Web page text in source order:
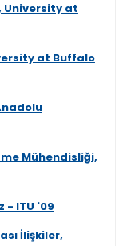
University at
at Buffalo
Mühendisliği,
- ITU '09
İlişkiler,